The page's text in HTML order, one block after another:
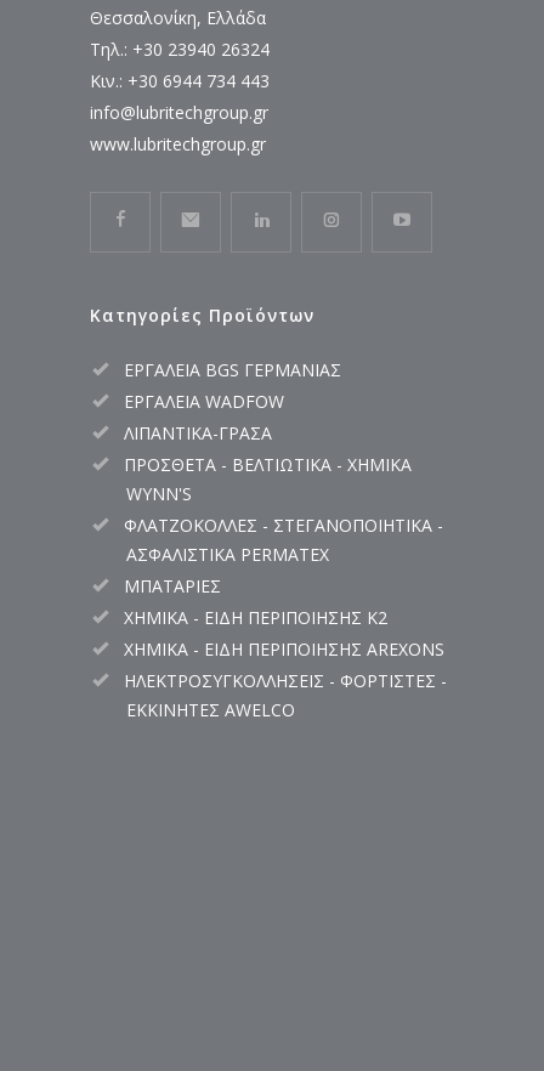
Θεσσαλονίκη, Ελλάδα
Τηλ.: +30 23940 26324
Κιν.: +30 6944 734 443
info@lubritechgroup.gr
www.lubritechgroup.gr
Κατηγορίες Προϊόντων
ΕΡΓΑΛΕΙΑ BGS ΓΕΡΜΑΝΙΑΣ
ΕΡΓΑΛΕΙΑ WADFOW
ΛΙΠΑΝΤΙΚΑ-ΓΡΑΣΑ
ΠΡΟΣΘΕΤΑ - ΒΕΛΤΙΩΤΙΚΑ - ΧΗΜΙΚΑ
WYNN'S
ΦΛΑΤΖΟΚΟΛΛΕΣ - ΣΤΕΓΑΝΟΠΟΙΗΤΙΚΑ -
ΑΣΦΑΛΙΣΤΙΚΑ PERMATEX
ΜΠΑΤΑΡΙΕΣ
ΧΗΜΙΚΑ - ΕΙΔΗ ΠΕΡΙΠΟΙΗΣΗΣ K2
ΧΗΜΙΚΑ - ΕΙΔΗ ΠΕΡΙΠΟΙΗΣΗΣ AREXONS
ΗΛΕΚΤΡΟΣΥΓΚΟΛΛΗΣΕΙΣ - ΦΟΡΤΙΣΤΕΣ -
ΕΚΚΙΝΗΤΕΣ AWELCO